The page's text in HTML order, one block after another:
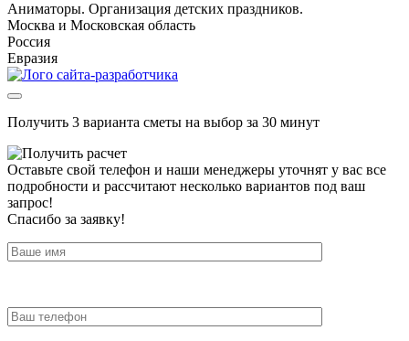
Аниматоры. Организация детских праздников.
Москва и Московская область
Россия
Евразия
Получить 3 варианта сметы на выбор за 30 минут
Оставьте свой телефон и наши менеджеры уточнят у вас все
подробности и рассчитают несколько вариантов под ваш
запрос!
Спасибо за заявку!